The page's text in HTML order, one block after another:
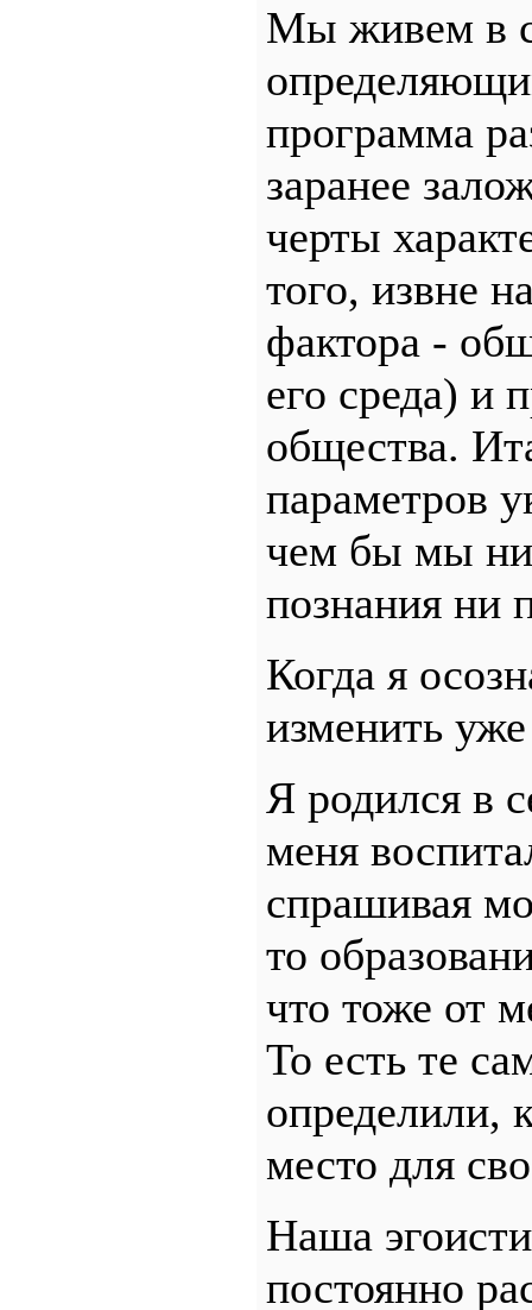
Мы живем в
программа
заранее
черты
того, извне
фактора -
его среда) и
общества.
параметров
чем бы мы
познания ни
Когда я
изменить
Я родился в
меня
спрашивая
то
что тоже от
То есть те
определили,
место для
Наша
постоянно